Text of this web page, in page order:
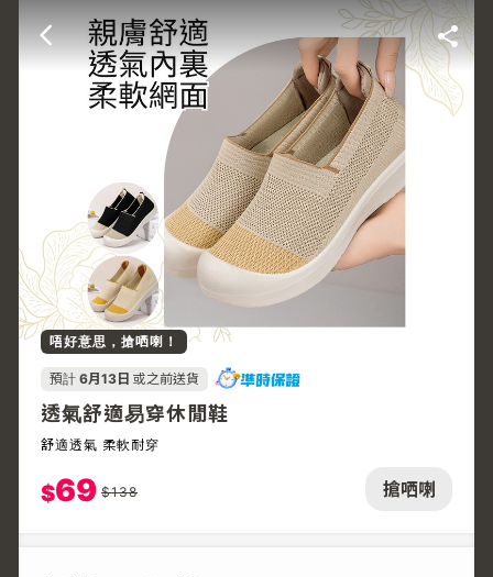
搶哂喇
唔好意思，搶哂喇！
預計 6月13日 或之前送貨
透氣舒適易穿休閒鞋
舒適透氣 柔軟耐穿
$69 $138